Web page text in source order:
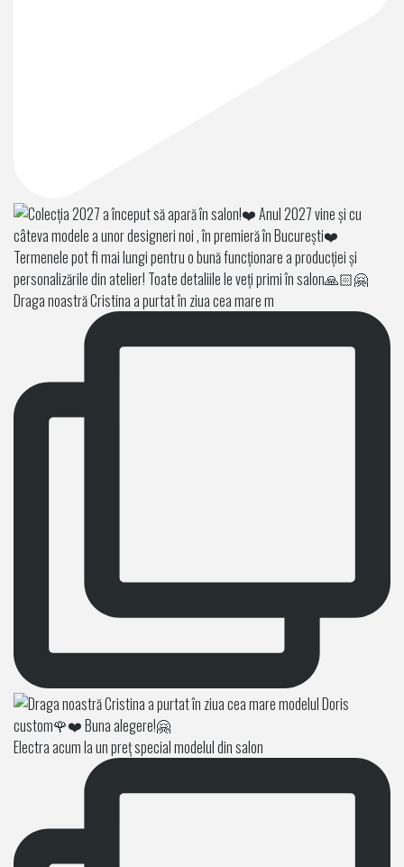
Draga noastră Cristina a purtat în ziua cea mare m
Electra acum la un preț special modelul din salon